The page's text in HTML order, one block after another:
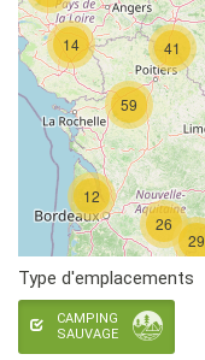
59
26
14
29
41
12
Type d'emplacements
CAMPING
SAUVAGE